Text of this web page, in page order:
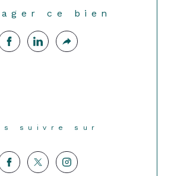
ce bien
suivre sur